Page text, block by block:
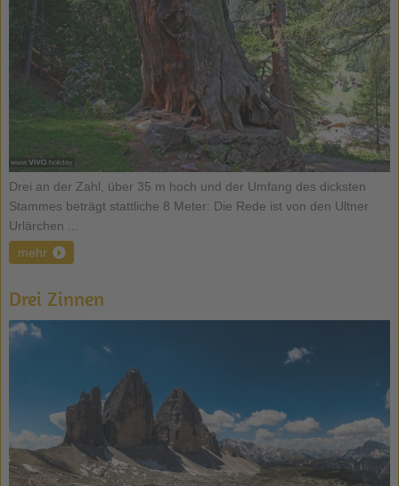
Drei an der Zahl, über 35 m hoch und der Umfang des dicksten
Stammes beträgt stattliche 8 Meter: Die Rede ist von den Ultner
Urlärchen ...
mehr
Drei Zinnen